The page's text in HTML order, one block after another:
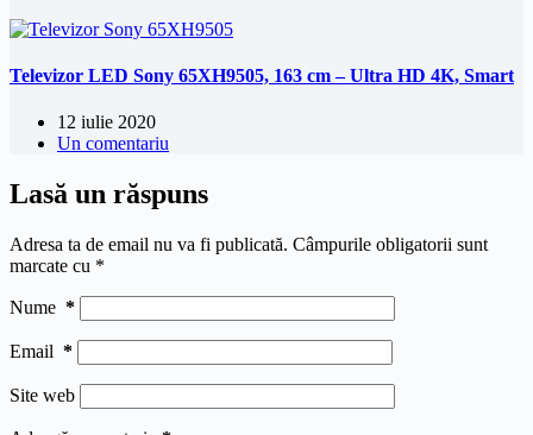
Televizor LED Sony 65XH9505, 163 cm – Ultra HD 4K, Smart
12 iulie 2020
Un comentariu
Lasă un răspuns
Adresa ta de email nu va fi publicată. Câmpurile obligatorii sunt
marcate cu *
Nume *
Email *
Site web